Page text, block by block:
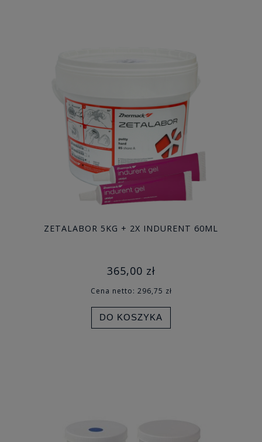
ZETALABOR 5KG + 2X INDURENT 60ML
365,00 zł
Cena netto: 296,75 zł
DO KOSZYKA